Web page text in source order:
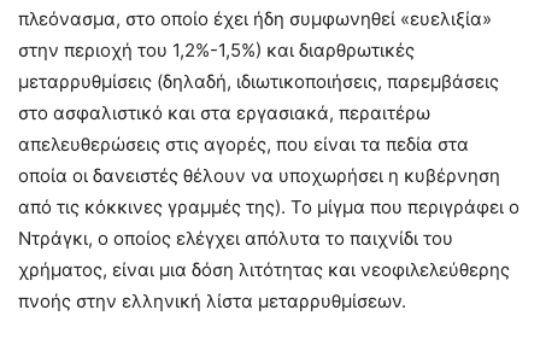
πλεόνασμα, στο οποίο έχει ήδη συμφωνηθεί «ευελιξία»
στην περιοχή του 1,2%-1,5%) και διαρθρωτικές
μεταρρυθμίσεις (δηλαδή, ιδιωτικοποιήσεις, παρεμβάσεις
στο ασφαλιστικό και στα εργασιακά, περαιτέρω
απελευθερώσεις στις αγορές, που είναι τα πεδία στα
οποία οι δανειστές θέλουν να υποχωρήσει η κυβέρνηση
από τις κόκκινες γραμμές της). Το μίγμα που περιγράφει ο
Ντράγκι, ο οποίος ελέγχει απόλυτα το παιχνίδι του
χρήματος, είναι μια δόση λιτότητας και νεοφιλελεύθερης
πνοής στην ελληνική λίστα μεταρρυθμίσεων.